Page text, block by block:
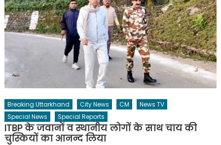
Breaking Uttarkhand City News CM
News TV
Special News
Special Reports
ITBP के जवानों व स्थानीय लोगों के साथ चाय की
चुस्कियों का आनन्द लिया